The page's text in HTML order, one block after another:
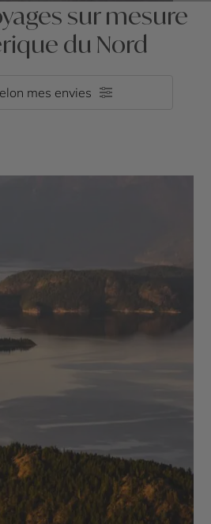
sur mesure
du Nord
mes envies